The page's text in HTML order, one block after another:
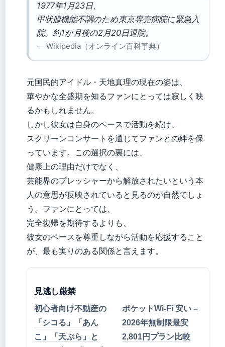
1977年1月23日、
甲状腺機能不調のため東京専売病院に緊急入
院。約1か月後の2月20日退院。
— Wikipedia（オンライン百科事典）
元国民的アイドル・天地真理の現在の姿は、
華やかな全盛期を知るファンにとっては寂しく映
るかもしれません。
しかし彼女は自身のペースで活動を続け、
スクリーンコンサートを通じてファンとの絆を保
っています。この選択の裏には、
健康上の理由だけでなく、
芸能界のプレッシャーから解放されたいという本
人の意思が反映されていると見るのが自然でしょ
う。ファンにとっては、
完全復帰を期待するよりも、
彼女のペースを尊重しながら活動を応援すること
が、最も実りのある関係と言えます。
見逃し厳禁
初心者向け不動産の
「シコる」「あん
こ」「天ぷら」と
ポケットWi-Fi 安い –
2026年無制限最安
2,801円プラン比較